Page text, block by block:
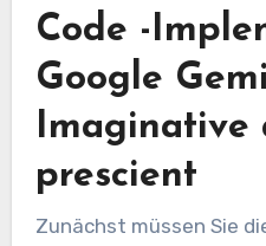
Code -
Google
Imaginative
prescient
Zunächst müssen Sie